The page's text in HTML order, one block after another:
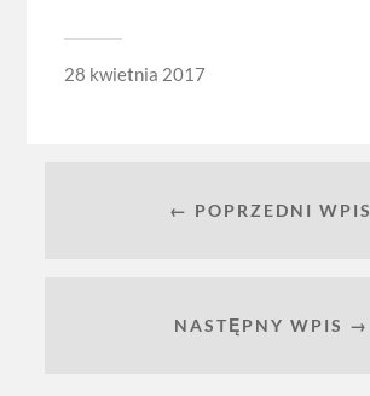
28 kwietnia 2017
← POPRZEDNI WPIS
NASTĘPNY WPIS →